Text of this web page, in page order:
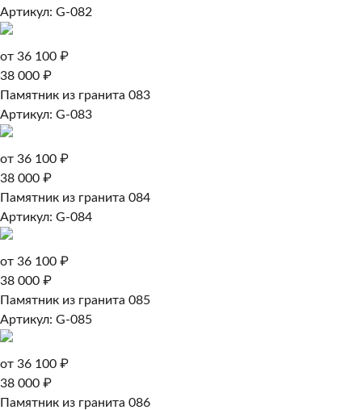
Артикул: G-082
от 36 100 ₽
38 000 ₽
Памятник из гранита 083
Артикул: G-083
от 36 100 ₽
38 000 ₽
Памятник из гранита 084
Артикул: G-084
от 36 100 ₽
38 000 ₽
Памятник из гранита 085
Артикул: G-085
от 36 100 ₽
38 000 ₽
Памятник из гранита 086